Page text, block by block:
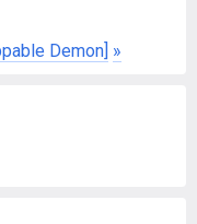
Demon] »